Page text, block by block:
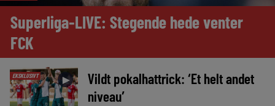
Superliga-LIVE: Stegende hede venter
FCK
EKSKLUSIVT ►
Vildt pokalhattrick: ‘Et helt andet
niveau’